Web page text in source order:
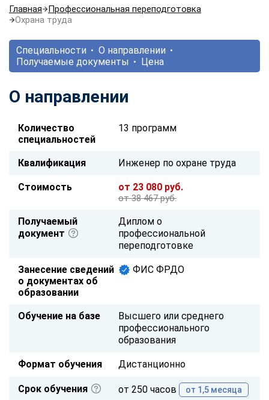
Главная
Профессиональная переподготовка
Охрана труда
Специальности
О направлении
Получаемые документы
Цена
О направлении
Количество
специальностей
13 программ
Квалификация Инженер по охране труда
Стоимость от 23 080 руб.
от 38 467 руб.
Получаемый
документ
Диплом о
профессиональной
переподготовке
Занесение сведений
о документах об
образовании
ФИС ФРДО
Обучение на базе
Высшего или среднего
профессионального
образования
Формат обучения Дистанционно
Срок обучения от 250 часов от 1,5 месяца